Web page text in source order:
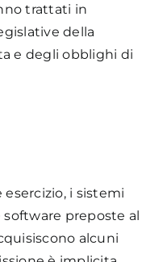
trattati in
della
e degli obblighi di
i sistemi
preposte al
alcuni